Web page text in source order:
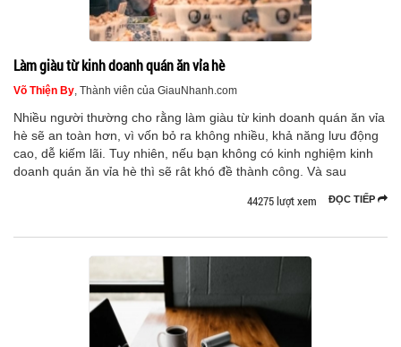
Làm giàu từ kinh doanh quán ăn vỉa hè
Võ Thiện By, Thành viên của GiauNhanh.com
Nhiều người thường cho rằng làm giàu từ kinh doanh quán ăn vỉa
hè sẽ an toàn hơn, vì vốn bỏ ra không nhiều, khả năng lưu động
cao, dễ kiếm lãi. Tuy nhiên, nếu bạn không có kinh nghiệm kinh
doanh quán ăn vỉa hè thì sẽ rât khó đề thành công. Và sau
ĐỌC TIẾP
44275 lượt xem